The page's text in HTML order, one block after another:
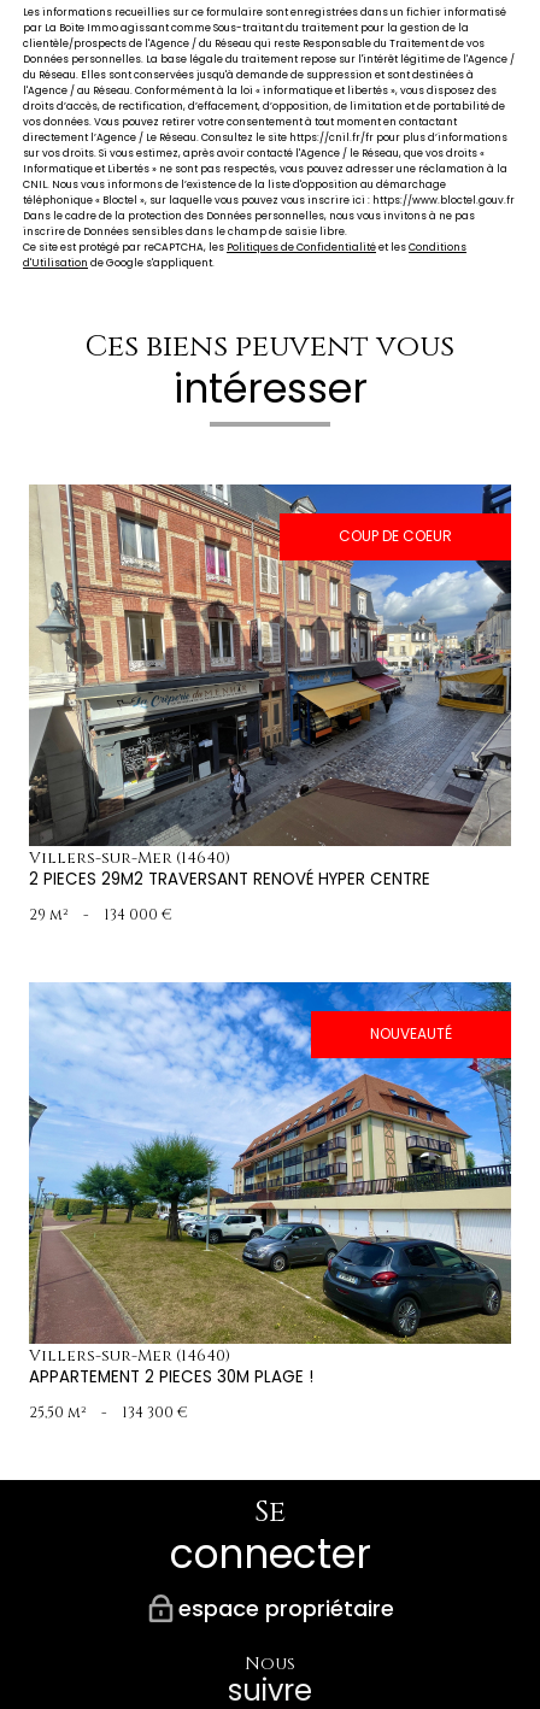
Les informations recueillies sur ce formulaire sont enregistrées dans un fichier informatisé
par La Boite Immo agissant comme Sous-traitant du traitement pour la gestion de la
clientèle/prospects de l'Agence / du Réseau qui reste Responsable du Traitement de vos
Données personnelles. La base légale du traitement repose sur l'intérêt légitime de l'Agence /
du Réseau. Elles sont conservées jusqu'à demande de suppression et sont destinées à
l'Agence / au Réseau. Conformément à la loi « informatique et libertés », vous disposez des
droits d’accès, de rectification, d’effacement, d’opposition, de limitation et de portabilité de
vos données. Vous pouvez retirer votre consentement à tout moment en contactant
directement l’Agence / Le Réseau. Consultez le site https://cnil.fr/fr pour plus d’informations
sur vos droits. Si vous estimez, après avoir contacté l'Agence / le Réseau, que vos droits «
Informatique et Libertés » ne sont pas respectés, vous pouvez adresser une réclamation à la
CNIL. Nous vous informons de l’existence de la liste d'opposition au démarchage
téléphonique « Bloctel », sur laquelle vous pouvez vous inscrire ici : https://www.bloctel.gouv.fr
Dans le cadre de la protection des Données personnelles, nous vous invitons à ne pas
inscrire de Données sensibles dans le champ de saisie libre.
Ce site est protégé par reCAPTCHA, les Politiques de Confidentialitéet lesConditions
d'Utilisation de Google s'appliquent.
Ces biens peuvent vous
intéresser
COUP DE COEUR
voir le bien
Villers-sur-Mer (14640)
2 PIECES 29M2 TRAVERSANT RENOVÉ HYPER CENTRE
29 m² - 134 000 €
NOUVEAUTÉ
voir le bien
Villers-sur-Mer (14640)
APPARTEMENT 2 PIECES 30M PLAGE !
25,50 m² - 134 300 €
Se
connecter
espace propriétaire
Nous
suivre